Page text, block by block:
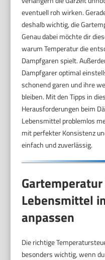
eventuell roh wirken.
deshalb wichtig, die
Genau dabei möchte dir
warum Temperatur die
Dampfgaren spielt.
Dampfgarer optimal
schonend garen und ihre
bleiben. Mit den Tipps in
Herausforderungen beim
Lebensmittel problemlos
mit perfekter Konsistenz
einfach und zuverlässig.
Lebensmittel
anpassen
Die richtige
besonders wichtig, wenn